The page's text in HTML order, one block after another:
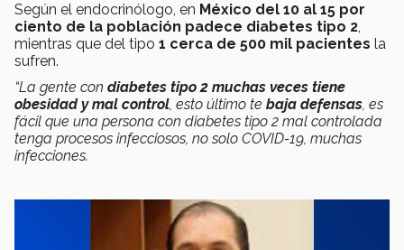
Según el endocrinólogo, en México del 10 al 15 por
ciento de la población padece diabetes tipo 2,
mientras que del tipo 1 cerca de 500 mil pacientes la
sufren.
“La gente con diabetes tipo 2 muchas veces tiene
obesidad y mal control, esto último te baja defensas, es
fácil que una persona con diabetes tipo 2 mal controlada
tenga procesos infecciosos, no solo COVID-19, muchas
infecciones.